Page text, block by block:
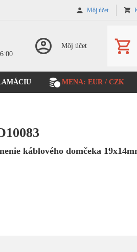
Môj účet
Môj účet
MENA: EUR / CZK
káblového domčeka